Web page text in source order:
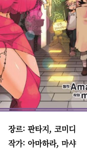
장르: 판타지, 코미디
작가: 아마하라, 마샤